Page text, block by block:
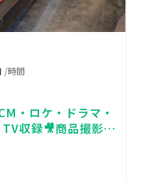
/時間
・ロケ・ドラマ・
収録🎥商品撮影・